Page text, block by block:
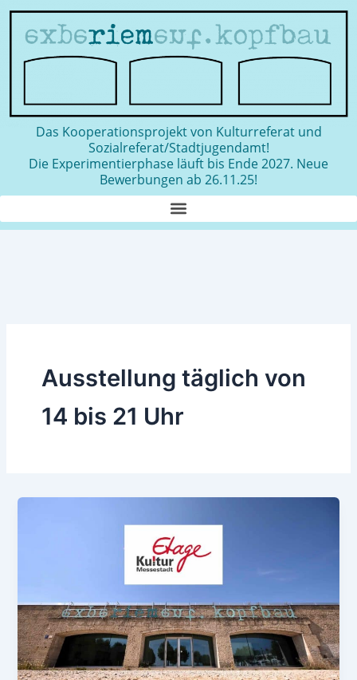
Zum
Inhalt
springen
Das Kooperationsprojekt von Kulturreferat und
Sozialreferat/Stadtjugendamt!
Die Experimentierphase läuft bis Ende 2027. Neue
Bewerbungen ab 26.11.25!
Ausstellung täglich von
14 bis 21 Uhr